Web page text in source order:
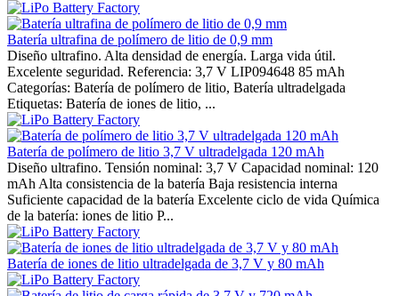
Batería ultrafina de polímero de litio de 0,9 mm
Diseño ultrafino. Alta densidad de energía. Larga vida útil.
Excelente seguridad. Referencia: 3,7 V LIP094648 85 mAh
Categorías: Batería de polímero de litio, Batería ultradelgada
Etiquetas: Batería de iones de litio, ...
Batería de polímero de litio 3,7 V ultradelgada 120 mAh
Diseño ultrafino. Tensión nominal: 3,7 V Capacidad nominal: 120
mAh Alta consistencia de la batería Baja resistencia interna
Suficiente capacidad de la batería Excelente ciclo de vida Química
de la batería: iones de litio P...
Batería de iones de litio ultradelgada de 3,7 V y 80 mAh